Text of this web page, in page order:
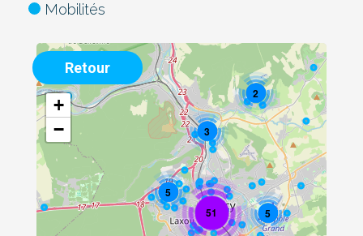
Mobilités
2
3
5
5
51
+
−
Retour